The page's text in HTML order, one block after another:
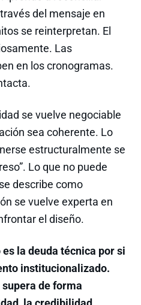
del mensaje en
se reinterpretan. El
Las
en los cronogramas.
se vuelve negociable
sea coherente. Lo
estructuralmente se
Lo que no puede
describe como
se vuelve experta en
el diseño.
la deuda técnica por si
institucionalizado.
de forma